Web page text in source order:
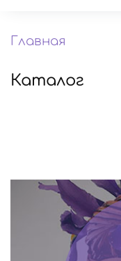
Главная
Каталог